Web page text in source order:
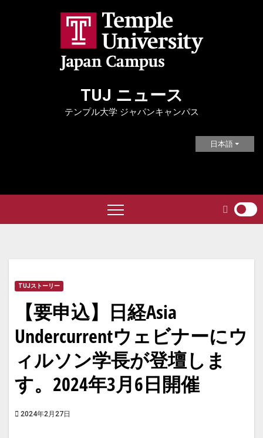
TUJ ニュース
テンプル大学 ジャパンキャンパス
日本語
TUJストーリー
【要申込】日経Asia
Undercurrentウェビナーにウ
ィルソン学長が登壇しま
す。2024年3月6日開催
2024年2月27日